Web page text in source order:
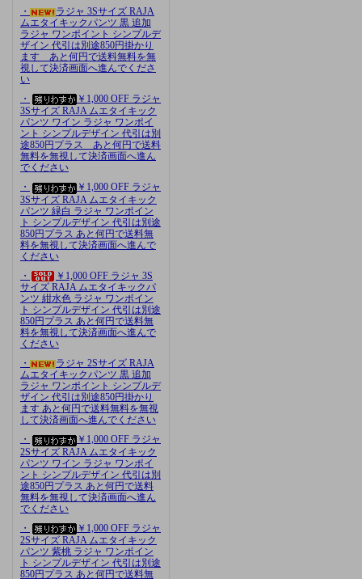
・
ラジャ 3Sサイズ RAJA
ムエタイキックパンツ 黒 追加
ラジャ ワンポイント シンプルデ
ザイン 代引は別途850円掛かり
ます あと何円で送料無料を無
視して決済画面へ進んでくださ
い
・
￥1,000 OFF ラジャ
3Sサイズ RAJA ムエタイキック
パンツ ワイン ラジャ ワンポイ
ント シンプルデザイン 代引は別
途850円プラス あと何円で送料
無料を無視して決済画面へ進ん
でください
・
￥1,000 OFF ラジャ
3Sサイズ RAJA ムエタイキック
パンツ 緑白 ラジャ ワンポイン
ト シンプルデザイン 代引は別途
850円プラス あと何円で送料無
料を無視して決済画面へ進んで
ください
・
￥1,000 OFF ラジャ 3S
サイズ RAJA ムエタイキックパ
ンツ 紺水色 ラジャ ワンポイン
ト シンプルデザイン 代引は別途
850円プラス あと何円で送料無
料を無視して決済画面へ進んで
ください
・
ラジャ 2Sサイズ RAJA
ムエタイキックパンツ 黒 追加
ラジャ ワンポイント シンプルデ
ザイン 代引は別途850円掛かり
ます あと何円で送料無料を無視
して決済画面へ進んでください
・
￥1,000 OFF ラジャ
2Sサイズ RAJA ムエタイキック
パンツ ワイン ラジャ ワンポイ
ント シンプルデザイン 代引は別
途850円プラス あと何円で送料
無料を無視して決済画面へ進ん
でください
・
￥1,000 OFF ラジャ
2Sサイズ RAJA ムエタイキック
パンツ 紫桃 ラジャ ワンポイン
ト シンプルデザイン 代引は別途
850円プラス あと何円で送料無